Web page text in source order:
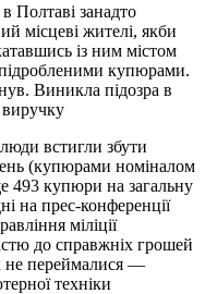
Полтаві занадто
місцеві жителі, якби
із ним містом
купюрами.
Виникла підозра в
виручку
встигли збути
(купюрами номіналом
493 купюри на загальну
на прес-конференції
міліції
до справжніх грошей
не переймалися —
техніки